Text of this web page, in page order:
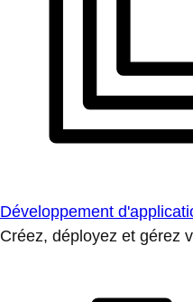
Développement
Créez, déployez et gérez